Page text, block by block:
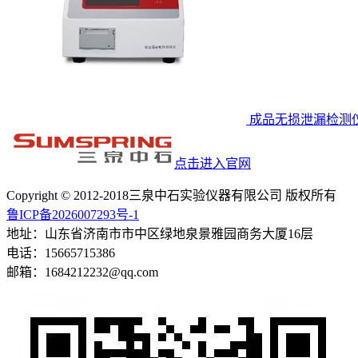
成品无损泄漏检测
点击进入官网
Copyright © 2012-2018三泉中石实验仪器有限公司 版权所有
鲁ICP备2026007293号-1
地址：山东省济南市市中区绿地泉景雅园商务大厦16层
电话：15665715386
邮箱：1684212232@qq.com